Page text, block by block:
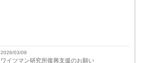
2026/03/09
ワイツマン研究所復興支援のお願い